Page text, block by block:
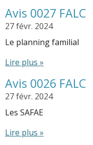
Avis 0027 FALC
27 févr. 2024
Le planning familial
Lire plus »
Avis 0026 FALC
27 févr. 2024
Les SAFAE
Lire plus »